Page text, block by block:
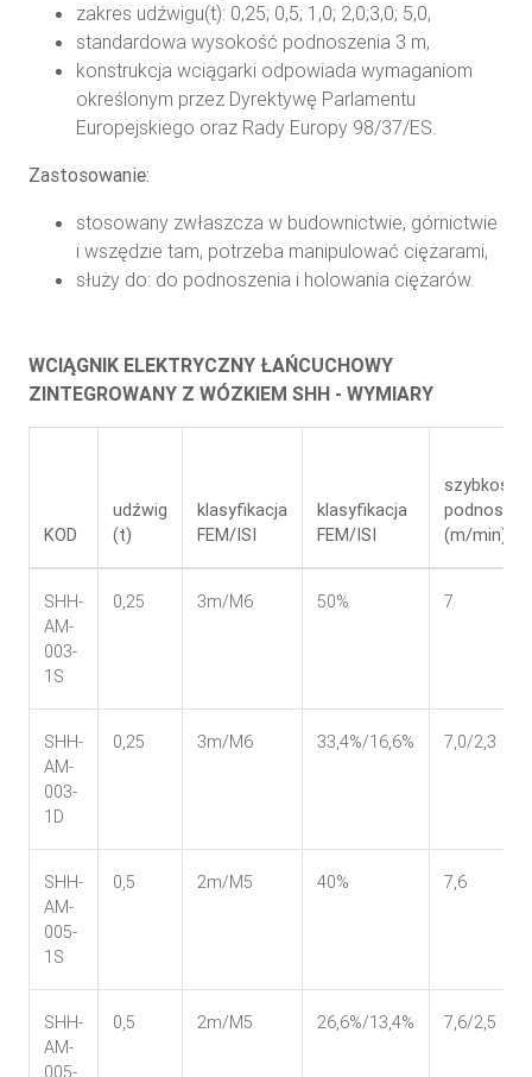
zakres udźwigu(t): 0,25; 0,5; 1,0; 2,0;3,0; 5,0,
standardowa wysokość podnoszenia 3 m,
konstrukcja wciągarki odpowiada wymaganiom
określonym przez Dyrektywę Parlamentu
Europejskiego oraz Rady Europy 98/37/ES.
Zastosowanie:
stosowany zwłaszcza w budownictwie, górnictwie
i wszędzie tam, potrzeba manipulować ciężarami,
służy do: do podnoszenia i holowania ciężarów.
WCIĄGNIK ELEKTRYCZNY ŁAŃCUCHOWY
ZINTEGROWANY Z WÓZKIEM SHH - WYMIARY
KOD
udźwig
(t)
klasyfikacja
FEM/ISI
klasyfikacja
FEM/ISI
szybkośc
(m/min)
SHH-
AM-
003-
1S
0,25 3m/M6 50% 7
SHH-
AM-
003-
1D
0,25 3m/M6 33,4%/16,6% 7,0/2,3
SHH-
AM-
005-
1S
0,5 2m/M5 40% 7,6
SHH-
AM-
005-
0,5 2m/M5 26,6%/13,4% 7,6/2,5